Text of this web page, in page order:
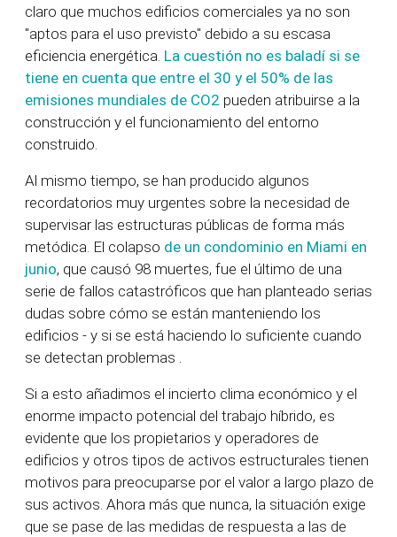
claro que muchos edificios comerciales ya no son
"aptos para el uso previsto" debido a su escasa
eficiencia energética. La cuestión no es baladí si se
tiene en cuenta que entre el 30 y el 50% de las
emisiones mundiales de CO2 pueden atribuirse a la
construcción y el funcionamiento del entorno
construido.
Al mismo tiempo, se han producido algunos
recordatorios muy urgentes sobre la necesidad de
supervisar las estructuras públicas de forma más
metódica. El colapso de un condominio en Miami en
junio, que causó 98 muertes, fue el último de una
serie de fallos catastróficos que han planteado serias
dudas sobre cómo se están manteniendo los
edificios - y si se está haciendo lo suficiente cuando
se detectan problemas .
Si a esto añadimos el incierto clima económico y el
enorme impacto potencial del trabajo híbrido, es
evidente que los propietarios y operadores de
edificios y otros tipos de activos estructurales tienen
motivos para preocuparse por el valor a largo plazo de
sus activos. Ahora más que nunca, la situación exige
que se pase de las medidas de respuesta a las de